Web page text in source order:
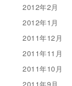
2012年2月
2012年1月
2011年12月
2011年11月
2011年10月
2011年9月